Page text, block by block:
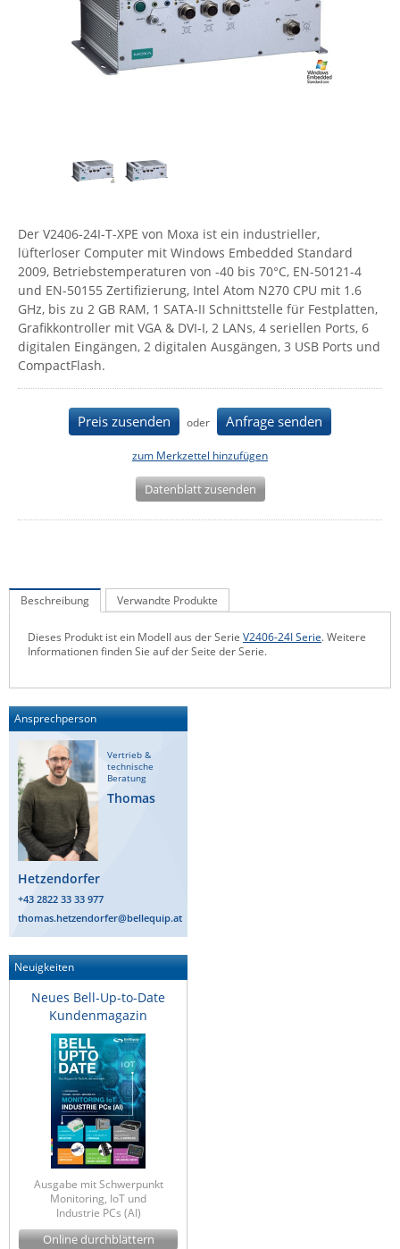
Energiemessung
Energieverteilung
IP, WLAN & GSM Sensorik
IoT - Internet of Things
IPC, Industrielle Netzwerktechnik & WLAN
IT Netzwerktechnik / Kommunikation
Comet System
CompleTech
Contemporary Controls
Gefen
Gude
Guntermann & Drunck
High Sec Labs
HW group
Icron
IEC Lock
Kramer Electronics
LigoWave
Moxa
Panorama Antennas
PatchSee
Power Kingdom
Poynting
Raritan
Riello UPS
Server Technology
Siretta
SIRIO Antenne
Sunbird
Tactical Software
TEKTELIC
Teltonika
Unwired Networks
Vision
WATTECO
Westermo
Yuasa
ZPE Systems
Der V2406-24I-T-XPE von Moxa ist ein industrieller,
lüfterloser Computer mit Windows Embedded Standard
2009, Betriebstemperaturen von -40 bis 70°C, EN-50121-4
und EN-50155 Zertifizierung, Intel Atom N270 CPU mit 1.6
GHz, bis zu 2 GB RAM, 1 SATA-II Schnittstelle für Festplatten,
Grafikkontroller mit VGA & DVI-I, 2 LANs, 4 seriellen Ports, 6
digitalen Eingängen, 2 digitalen Ausgängen, 3 USB Ports und
CompactFlash.
Preis zusenden oder Anfrage senden
zum Merkzettel hinzufügen
Datenblatt zusenden
Beschreibung Verwandte Produkte
Dieses Produkt ist ein Modell aus der Serie V2406-24I Serie. Weitere
Informationen finden Sie auf der Seite der Serie.
Ansprechperson
Vertrieb &
technische
Beratung
Thomas
Hetzendorfer
+43 2822 33 33 977
thomas.hetzendorfer@bellequip.at
Neuigkeiten
Neues Bell-Up-to-Date
Kundenmagazin
Ausgabe mit Schwerpunkt
Monitoring, IoT und
Industrie PCs (AI)
Online durchblättern